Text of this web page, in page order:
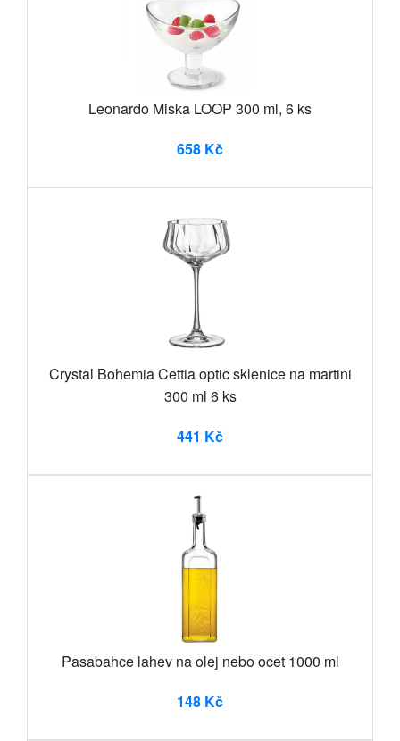
Leonardo Miska LOOP 300 ml, 6 ks
658 Kč
Crystal Bohemia Cettia optic sklenice na martini
300 ml 6 ks
441 Kč
Pasabahce lahev na olej nebo ocet 1000 ml
148 Kč